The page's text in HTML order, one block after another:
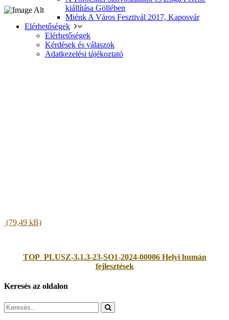
kiállítása Göllében
Miénk A Város Fesztivál 2017, Kaposvár
Elérhetőségek
Elérhetőségek
Kérdések és válaszok
Adatkezelési tájékoztató
TOP_PLUSZ-3.1.3-23-SO1-2024-00006 Helyi humán
fejlesztések
Keresés az oldalon
Search
for: